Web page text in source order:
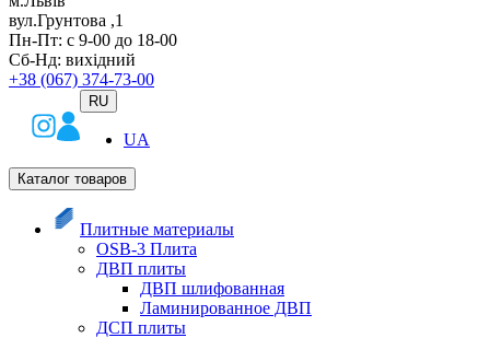
вул.Грунтова ,1
Пн-Пт: с 9-00 до 18-00
Сб-Нд: вихідний
+38 (067) 374-73-00
RU
UA
Каталог товаров
Плитные материалы
OSB-3 Плита
ДВП плиты
ДВП шлифованная
Ламинированное ДВП
ДСП плиты